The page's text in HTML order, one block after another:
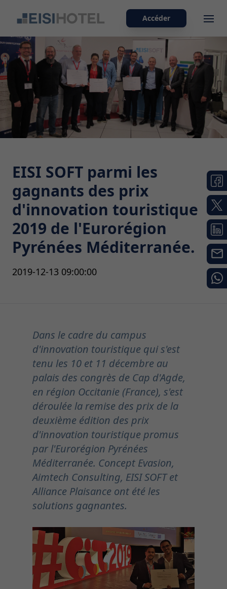
Accéder
EISI SOFT parmi les
gagnants des prix
d'innovation touristique
2019 de l'Eurorégion
Pyrénées Méditerranée.
2019-12-13 09:00:00
Dans le cadre du campus
d'innovation touristique qui s'est
tenu les 10 et 11 décembre au
palais des congrès de Cap d'Agde,
en région Occitanie (France), s'est
déroulée la remise des prix de la
deuxième édition des prix
d'innovation touristique promus
par l'Eurorégion Pyrénées
Méditerranée. Concept Evasion,
Aimtech Consulting, EISI SOFT et
Alliance Plaisance ont été les
solutions gagnantes.